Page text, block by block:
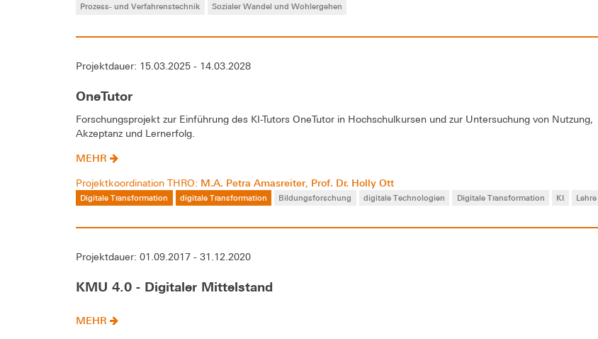
Prozess- und Verfahrenstechnik
Sozialer Wandel und Wohlergehen
Projektdauer: 15.03.2025 - 14.03.2028
OneTutor
Forschungsprojekt zur Einführung des KI-Tutors OneTutor in Hochschulkursen und zur Untersuchung von Nutzung,
Akzeptanz und Lernerfolg.
MEHR
Projektkoordination THRO: M.A. Petra Amasreiter, Prof. Dr. Holly Ott
Digitale Transformation digitale Transformation Bildungsforschung digitale Technologien Digitale Transformation KI Lehre
Projektdauer: 01.09.2017 - 31.12.2020
KMU 4.0 - Digitaler Mittelstand
MEHR